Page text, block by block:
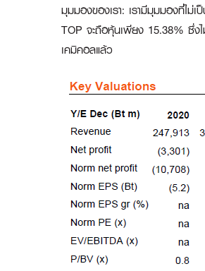
มุมมองของเรา: เรามีมุมมองที่ไม่
TOP จะถือหุ้นเพียง 15.38% ซึ่ง
เคมิคอลแล้ว